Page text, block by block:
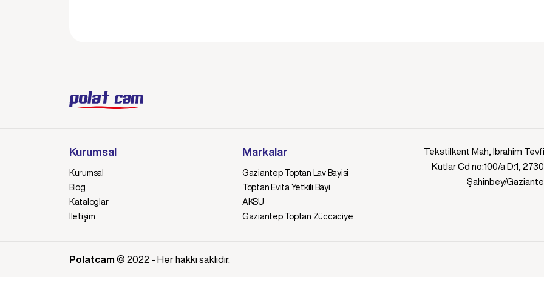
Kurumsal
Kurumsal
Blog
Kataloglar
İletişim
Markalar
Gaziantep Toptan Lav Bayisi
Toptan Evita Yetkili Bayi
AKSU
Gaziantep Toptan Züccaciye
Tekstilkent Mah, İbrahim
Kutlar Cd no:100/a D:1,
Şahinbey/
Polatcam © 2022 - Her hakkı saklıdır.